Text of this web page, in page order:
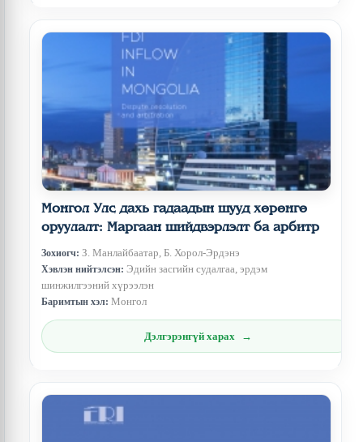
Монгол Улс дахь гадаадын шууд хөрөнгө
оруулалт: Маргаан шийдвэрлэлт ба арбитр
Зохиогч: З. Манлайбаатар, Б. Хорол-Эрдэнэ
Хэвлэн нийтэлсэн: Эдийн засгийн судалгаа, эрдэм
шинжилгээний хүрээлэн
Баримтын хэл: Монгол
Дэлгэрэнгүй харах